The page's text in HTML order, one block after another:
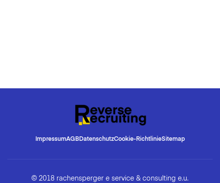
ImpressumAGBDatenschutzCookie-RichtlinieSitemap
© 2018 rachensperger e service & consulting e.u.